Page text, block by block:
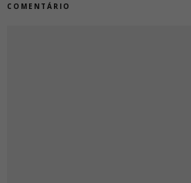
COMENTÁRIO